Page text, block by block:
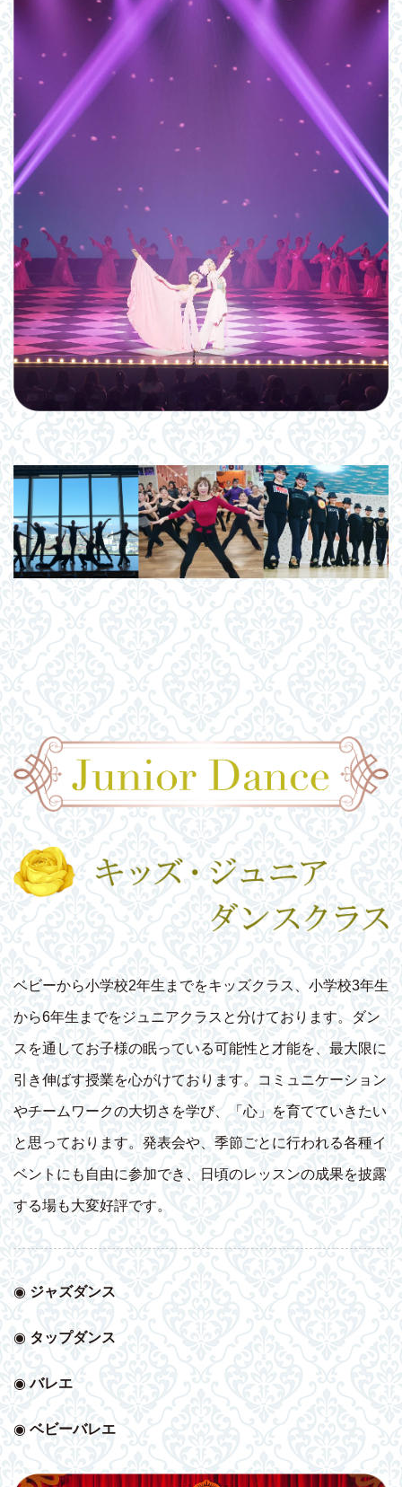
ベビーから小学校2年生までをキッズクラス、小学校3年生
から6年生までをジュニアクラスと分けております。ダン
スを通してお子様の眠っている可能性と才能を、最大限に
引き伸ばす授業を心がけております。コミュニケーション
やチームワークの大切さを学び、「心」を育てていきたい
と思っております。発表会や、季節ごとに行われる各種イ
ベントにも自由に参加でき、日頃のレッスンの成果を披露
する場も大変好評です。
◉ ジャズダンス
◉ タップダンス
◉バレエ
◉ベビーバレエ